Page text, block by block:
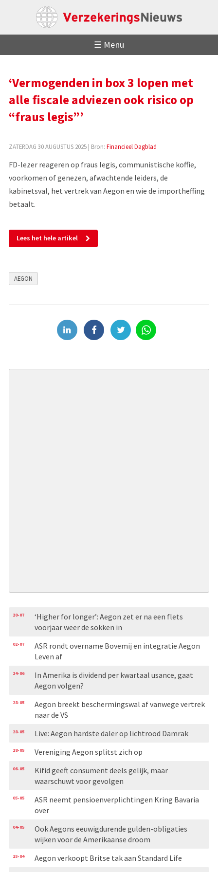
☰ Menu
‘Vermogenden in box 3 lopen met
alle fiscale adviezen ook risico op
“fraus legis”’
ZATERDAG 30 AUGUSTUS 2025| Bron: Financieel Dagblad
FD-lezer reageren op fraus legis, communistische koffie,
voorkomen of genezen, afwachtende leiders, de
kabinetsval, het vertrek van Aegon en wie de importheffing
betaalt.
Lees het hele artikel
AEGON
20-07
‘Higher for longer’: Aegon zet er na een flets
voorjaar weer de sokken in
02-07
ASR rondt overname Bovemij en integratie Aegon
Leven af
24-06
In Amerika is dividend per kwartaal usance, gaat
Aegon volgen?
28-05
Aegon breekt beschermingswal af vanwege vertrek
naar de VS
28-05 Live: Aegon hardste daler op lichtrood Damrak
28-05 Vereniging Aegon splitst zich op
06-05
Kifid geeft consument deels gelijk, maar
waarschuwt voor gevolgen
05-05
ASR neemt pensioenverplichtingen Kring Bavaria
over
04-05
Ook Aegons eeuwigdurende gulden-obligaties
wijken voor de Amerikaanse droom
15-04 Aegon verkoopt Britse tak aan Standard Life